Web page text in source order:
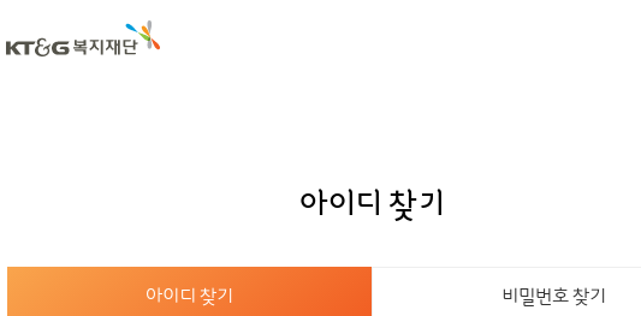
아이디 찾기
아이디 찾기 비밀번호 찾기